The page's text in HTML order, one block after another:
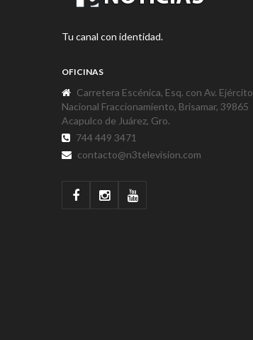
Tu canal con identidad.
OFICINAS
Carretera Escénica, Esq. con Av. Ejército
Nacional Fraccionamiento, Brisamar, 39865
Acapulco de Juárez, Gro.
744 449 3471
contacto@n3television.com